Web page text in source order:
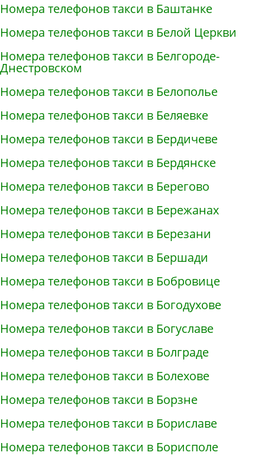
Номера телефонов такси в Баштанке
Номера телефонов такси в Белой Церкви
Номера телефонов такси в Белгороде-
Днестровском
Номера телефонов такси в Белополье
Номера телефонов такси в Беляевке
Номера телефонов такси в Бердичеве
Номера телефонов такси в Бердянске
Номера телефонов такси в Берегово
Номера телефонов такси в Бережанах
Номера телефонов такси в Березани
Номера телефонов такси в Бершади
Номера телефонов такси в Бобровице
Номера телефонов такси в Богодухове
Номера телефонов такси в Богуславе
Номера телефонов такси в Болграде
Номера телефонов такси в Болехове
Номера телефонов такси в Борзне
Номера телефонов такси в Бориславе
Номера телефонов такси в Борисполе